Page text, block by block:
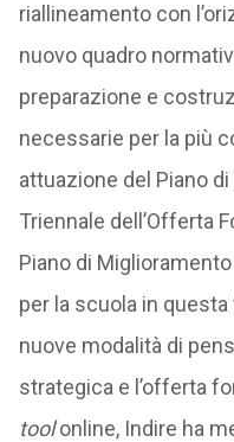
riallineamento con
nuovo quadro
preparazione e
necessarie per la più
attuazione del Piano
Triennale dell’Offerta
Piano di
per la scuola in
nuove modalità di
strategica e l’offerta
toolonline, Indire ha